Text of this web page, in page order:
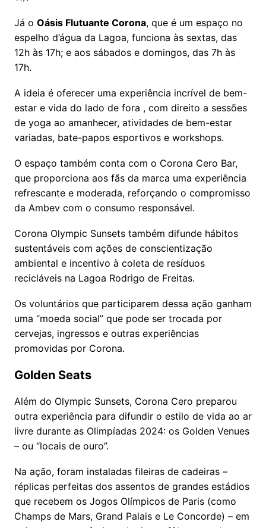
Já o Oásis Flutuante Corona, que é um espaço no
espelho d’água da Lagoa, funciona às sextas, das
12h às 17h; e aos sábados e domingos, das 7h às
17h.
A ideia é oferecer uma experiência incrível de bem-
estar e vida do lado de fora , com direito a sessões
de yoga ao amanhecer, atividades de bem-estar
variadas, bate-papos esportivos e workshops.
O espaço também conta com o Corona Cero Bar,
que proporciona aos fãs da marca uma experiência
refrescante e moderada, reforçando o compromisso
da Ambev com o consumo responsável.
Corona Olympic Sunsets também difunde hábitos
sustentáveis com ações de conscientização
ambiental e incentivo à coleta de resíduos
recicláveis na Lagoa Rodrigo de Freitas.
Os voluntários que participarem dessa ação ganham
uma “moeda social” que pode ser trocada por
cervejas, ingressos e outras experiências
promovidas por Corona.
Golden Seats
Além do Olympic Sunsets, Corona Cero preparou
outra experiência para difundir o estilo de vida ao ar
livre durante as Olimpíadas 2024: os Golden Venues
– ou “locais de ouro”.
Na ação, foram instaladas fileiras de cadeiras –
réplicas perfeitas dos assentos de grandes estádios
que recebem os Jogos Olímpicos de Paris (como
Champs de Mars, Grand Palais e Le Concorde) – em